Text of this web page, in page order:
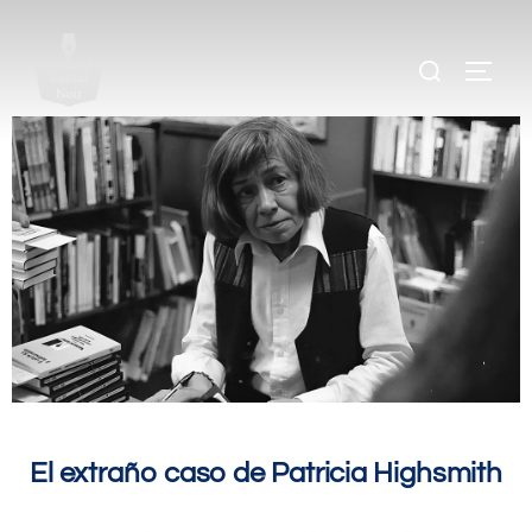
El extraño caso de Patricia Highsmith